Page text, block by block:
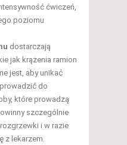
ćwiczeń,
poziomu
dostarczają
jak krążenia ramion
jest, aby unikać
do
które prowadzą
szczególnie
i w razie
z lekarzem.